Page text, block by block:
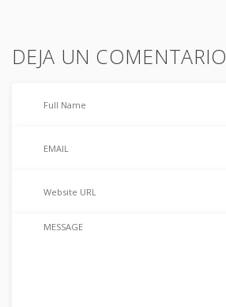
DEJA UN COMENTARIO